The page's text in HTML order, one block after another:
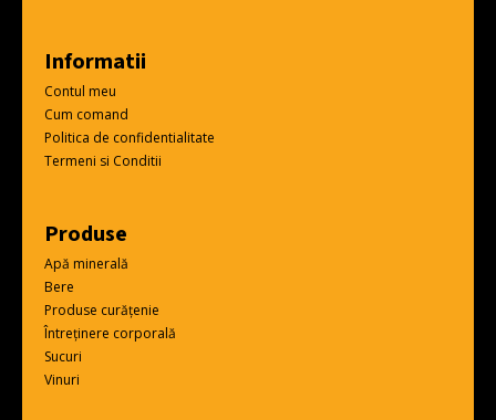
Informatii
Contul meu
Cum comand
Politica de confidentialitate
Termeni si Conditii
Produse
Apă minerală
Bere
Produse curățenie
Întreținere corporală
Sucuri
Vinuri